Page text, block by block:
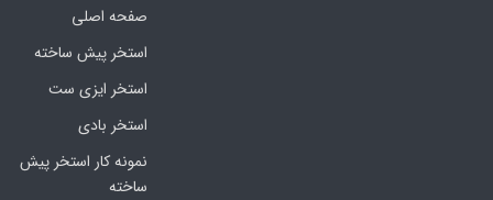
صفحه اصلی
استخر پیش ساخته
استخر ایزی ست
استخر بادی
نمونه کار استخر پیش
ساخته